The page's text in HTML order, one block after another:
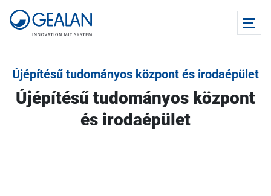
Újépítésű tudományos központ és irodaépület
Újépítésű tudományos központ
és irodaépület